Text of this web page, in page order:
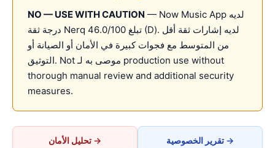
NO — USE WITH CAUTION — Now Music App لديه
درجة ثقة Nerq تبلغ 46.0/100 (D). لديه إشارات ثقة أقل
من المتوسط مع فجوات كبيرة في الأمان أو الصيانة أو
التوثيق. Not موصى به لـ production use without
thorough manual review and additional security
measures.
تحليل الأمان → تقرير الخصوصية →